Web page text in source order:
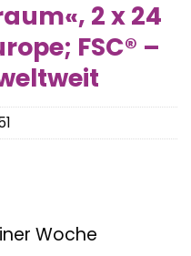
2 x 24
FSC® –
Woche